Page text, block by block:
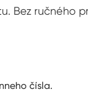
Bez ručného
čísla.